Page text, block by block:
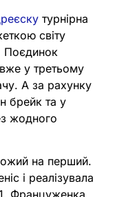
турнірна
світу
Поєдинок
у третьому
А за рахунку
брейк та у
жодного
на перший.
і реалізувала
Француженка